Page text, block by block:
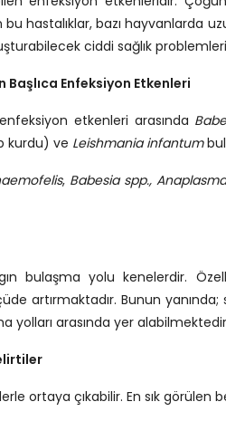
bu hastalıklar, bazı hayvanlarda
ciddi sağlık
Enfeksiyon Etkenleri
etkenleri arasında
kurdu) ve Leishmania infantum
, Babesia spp.,
bulaşma yolu kenelerdir.
artırmaktadır. Bunun yanında;
yolları arasında yer
ortaya çıkabilir. En sık görülen